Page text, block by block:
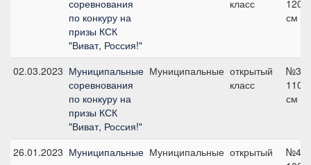
соревнования
по конкуру на
призы КСК
"Виват, Россия!"
класс
120
см
02.03.2023 Муниципальные
соревнования
по конкуру на
призы КСК
"Виват, Россия!"
Муниципальные открытый
класс
№3,
110
см
26.01.2023 Муниципальные Муниципальные открытый
№4,